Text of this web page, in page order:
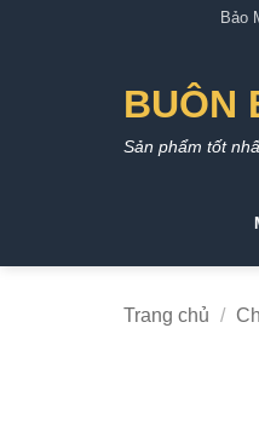
Bảo
BUÔN
Sản phẩm tốt
Trang chủ /